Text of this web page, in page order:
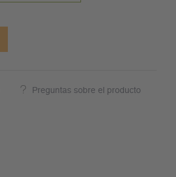
Preguntas sobre el producto